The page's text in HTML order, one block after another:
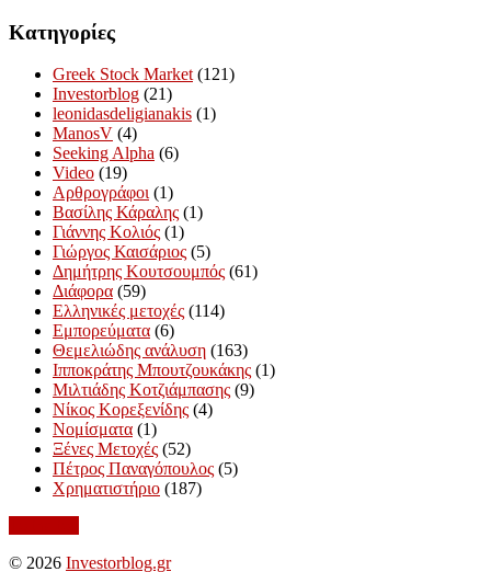
Kατηγορίες
Greek Stock Market (121)
Investorblog (21)
leonidasdeligianakis (1)
ManosV (4)
Seeking Alpha (6)
Video (19)
Αρθρογράφοι (1)
Βασίλης Κάραλης (1)
Γιάννης Κολιός (1)
Γιώργος Καισάριος (5)
Δημήτρης Κουτσουμπός (61)
Διάφορα (59)
Ελληνικές μετοχές (114)
Εμπορεύματα (6)
Θεμελιώδης ανάλυση (163)
Ιπποκράτης Μπουτζουκάκης (1)
Μιλτιάδης Κοτζιάμπασης (9)
Νίκος Κορεξενίδης (4)
Νομίσματα (1)
Ξένες Μετοχές (52)
Πέτρος Παναγόπουλος (5)
Χρηματιστήριο (187)
© 2026 Investorblog.gr